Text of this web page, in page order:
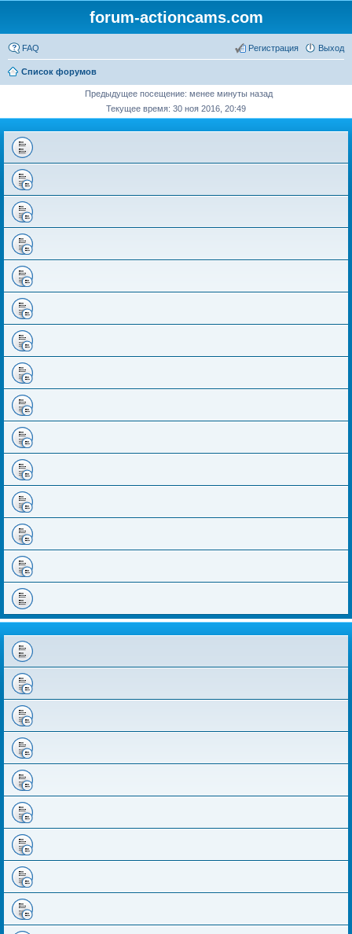
forum-actioncams.com
FAQ Выход
Регистрация
Список форумов
Предыдущее посещение: менее минуты назад
Текущее время: 30 ноя 2016, 20:49